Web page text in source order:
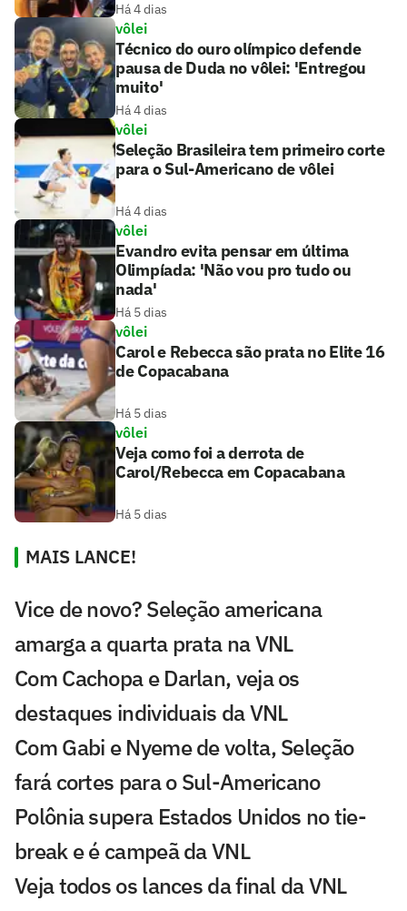
Há 4 dias
vôlei
Técnico do ouro olímpico defende
pausa de Duda no vôlei: 'Entregou
muito'
Há 4 dias
vôlei
Seleção Brasileira tem primeiro corte
para o Sul-Americano de vôlei
Há 4 dias
vôlei
Evandro evita pensar em última
Olimpíada: 'Não vou pro tudo ou
nada'
Há 5 dias
vôlei
Carol e Rebecca são prata no Elite 16
de Copacabana
Há 5 dias
vôlei
Veja como foi a derrota de
Carol/Rebecca em Copacabana
Há 5 dias
MAIS LANCE!
Vice de novo? Seleção americana
amarga a quarta prata na VNL
Com Cachopa e Darlan, veja os
destaques individuais da VNL
Com Gabi e Nyeme de volta, Seleção
fará cortes para o Sul-Americano
Polônia supera Estados Unidos no tie-
break e é campeã da VNL
Veja todos os lances da final da VNL